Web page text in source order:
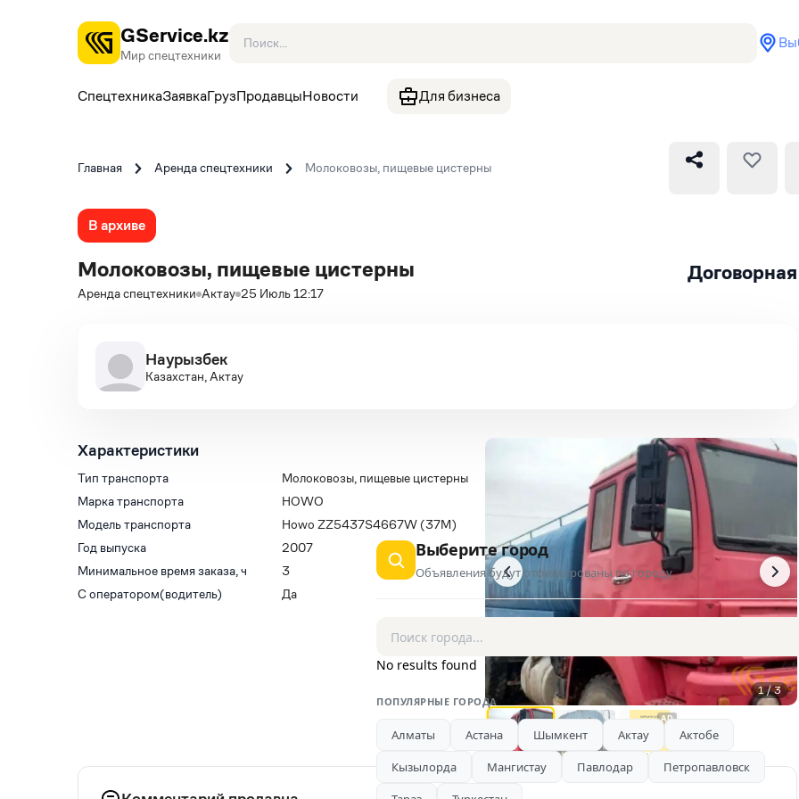
GService.kz
Мир спецтехники
СпецтехникаЗаявкаГрузПродавцыНовости Для бизнеса
Главная Аренда спецтехники Молоковозы, пищевые цистерны
В архиве
Молоковозы, пищевые цистерны
Аренда спецтехники Актау 25 Июль 12:17
Договорная
Наурызбек
Казахстан, Актау
Характеристики
Тип транспорта
Молоковозы, пищевые цистерны
Марка транспорта
HOWO
Модель транспорта
Howo ZZ5437S4667W (37M)
Год выпуска
2007
Минимальное время заказа, ч
3
С оператором(водитель)
Да
1 / 3
AD
Выберите город
Объявления будут отфильтрованы по городу
No results found
ПОПУЛЯРНЫЕ ГОРОДА
Алматы Астана Шымкент Актау
Актобе
Кызылорда
Мангистау Павлодар
Петропавловск